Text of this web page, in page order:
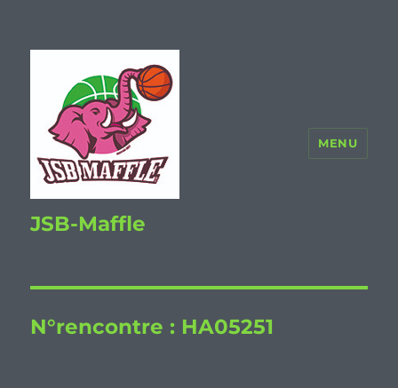
JSB-Maffle
MENU
N°rencontre : HA05251